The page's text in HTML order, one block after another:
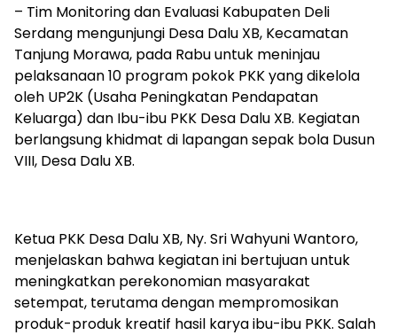
– Tim Monitoring dan Evaluasi Kabupaten Deli
Serdang mengunjungi Desa Dalu XB, Kecamatan
Tanjung Morawa, pada Rabu untuk meninjau
pelaksanaan 10 program pokok PKK yang dikelola
oleh UP2K (Usaha Peningkatan Pendapatan
Keluarga) dan Ibu-ibu PKK Desa Dalu XB. Kegiatan
berlangsung khidmat di lapangan sepak bola Dusun
VIII, Desa Dalu XB.
Ketua PKK Desa Dalu XB, Ny. Sri Wahyuni Wantoro,
menjelaskan bahwa kegiatan ini bertujuan untuk
meningkatkan perekonomian masyarakat
setempat, terutama dengan mempromosikan
produk-produk kreatif hasil karya ibu-ibu PKK. Salah